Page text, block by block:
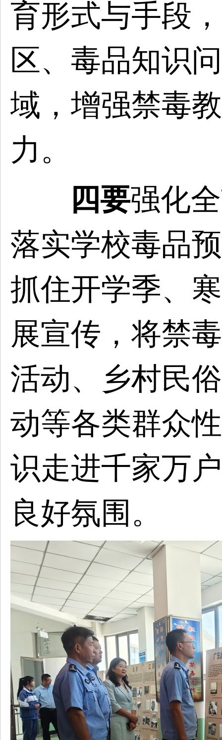
育形式与手段
区、毒品知识
域，增强禁毒
力。
四要强化
落实学校毒品
抓住开学季、
展宣传，将禁
活动、乡村民
动等各类群众
识走进千家万
良好氛围。